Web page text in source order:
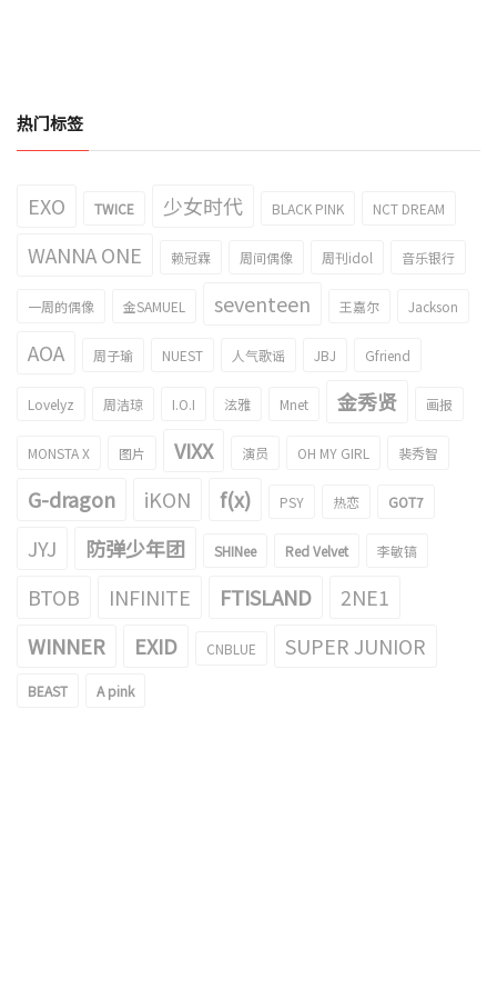
热门标签
EXO TWICE 少女时代 BLACK PINK NCT DREAM
WANNA ONE 赖冠霖 周间偶像 周刊idol 音乐银行
一周的偶像 金SAMUEL seventeen 王嘉尔 Jackson
AOA 周子瑜 NUEST 人气歌谣 JBJ Gfriend
Lovelyz 周洁琼 I.O.I 泫雅 Mnet 金秀贤 画报
MONSTA X 图片 VIXX 演员 OH MY GIRL 裴秀智
G-dragon iKON f(x) PSY 热恋 GOT7
JYJ 防弹少年团 SHINee Red Velvet 李敏镐
BTOB INFINITE FTISLAND
2NE1
WINNER
EXID CNBLUE SUPER JUNIOR
BEAST A pink